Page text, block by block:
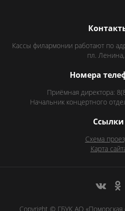
Кассы филармонии работают по
пл. Ленина,
Номера
Приёмная директора:
Начальник концертного
Ссылки
Схема
Карта
Copyright © ГБУК АО